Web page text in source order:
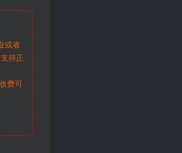
或者
持正
费可